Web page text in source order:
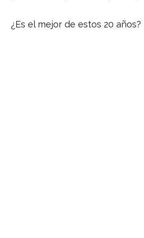
¿Es el mejor de estos 20 años?